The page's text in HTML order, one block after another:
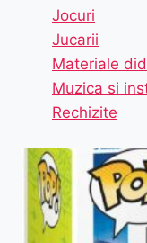
Jocuri
Jucarii
Materiale
Muzica si
Rechizite